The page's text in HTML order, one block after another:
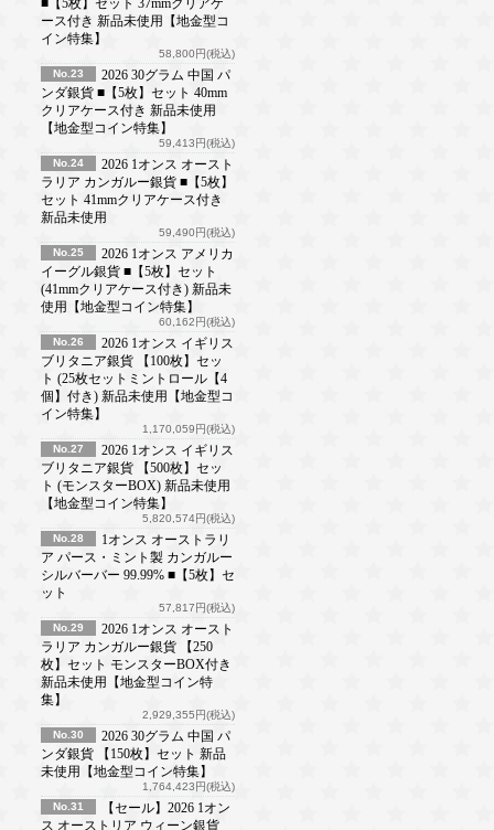
■【5枚】セット 37mmクリアケ
ース付き 新品未使用【地金型コ
イン特集】
58,800円(税込)
No.23
2026 30グラム 中国 パ
ンダ銀貨 ■【5枚】セット 40mm
クリアケース付き 新品未使用
【地金型コイン特集】
59,413円(税込)
No.24
2026 1オンス オースト
ラリア カンガルー銀貨 ■【5枚】
セット 41mmクリアケース付き
新品未使用
59,490円(税込)
No.25
2026 1オンス アメリカ
イーグル銀貨 ■【5枚】セット
(41mmクリアケース付き) 新品未
使用【地金型コイン特集】
60,162円(税込)
No.26
2026 1オンス イギリス
ブリタニア銀貨 【100枚】セッ
ト (25枚セットミントロール【4
個】付き) 新品未使用【地金型コ
イン特集】
1,170,059円(税込)
No.27
2026 1オンス イギリス
ブリタニア銀貨 【500枚】セッ
ト (モンスターBOX) 新品未使用
【地金型コイン特集】
5,820,574円(税込)
No.28
1オンス オーストラリ
ア パース・ミント製 カンガルー
シルバーバー 99.99% ■【5枚】セ
ット
57,817円(税込)
No.29
2026 1オンス オースト
ラリア カンガルー銀貨 【250
枚】セット モンスターBOX付き
新品未使用【地金型コイン特
集】
2,929,355円(税込)
No.30
2026 30グラム 中国 パ
ンダ銀貨 【150枚】セット 新品
未使用【地金型コイン特集】
1,764,423円(税込)
No.31
【セール】2026 1オン
ス オーストリア ウィーン銀貨